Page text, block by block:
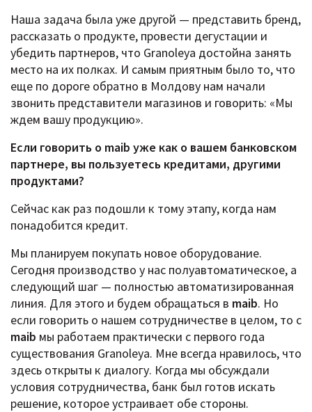
Наша задача была уже другой — представить бренд,
рассказать о продукте, провести дегустации и
убедить партнеров, что Granoleya достойна занять
место на их полках. И самым приятным было то, что
еще по дороге обратно в Молдову нам начали
звонить представители магазинов и говорить: «Мы
ждем вашу продукцию».
Если говорить о maib уже как о вашем банковском
партнере, вы пользуетесь кредитами, другими
продуктами?
Сейчас как раз подошли к тому этапу, когда нам
понадобится кредит.
Мы планируем покупать новое оборудование.
Сегодня производство у нас полуавтоматическое, а
следующий шаг — полностью автоматизированная
линия. Для этого и будем обращаться в maib. Но
если говорить о нашем сотрудничестве в целом, то с
maib мы работаем практически с первого года
существования Granoleya. Мне всегда нравилось, что
здесь открыты к диалогу. Когда мы обсуждали
условия сотрудничества, банк был готов искать
решение, которое устраивает обе стороны.